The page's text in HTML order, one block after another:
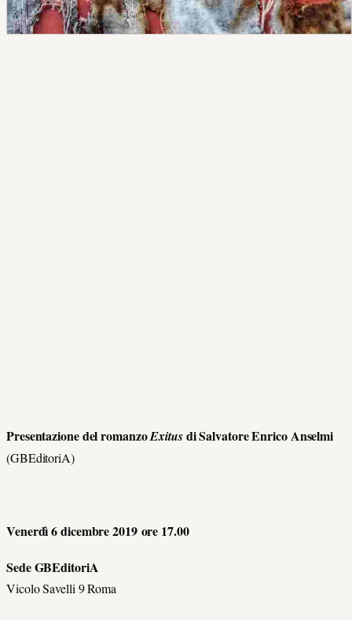
Presentazione del romanzoExitusdi Salvatore Enrico Anselmi
(GBEditoriA)
Venerdì 6 dicembre 2019 ore 17.00
Sede GBEditoriA
Vicolo Savelli 9 Roma